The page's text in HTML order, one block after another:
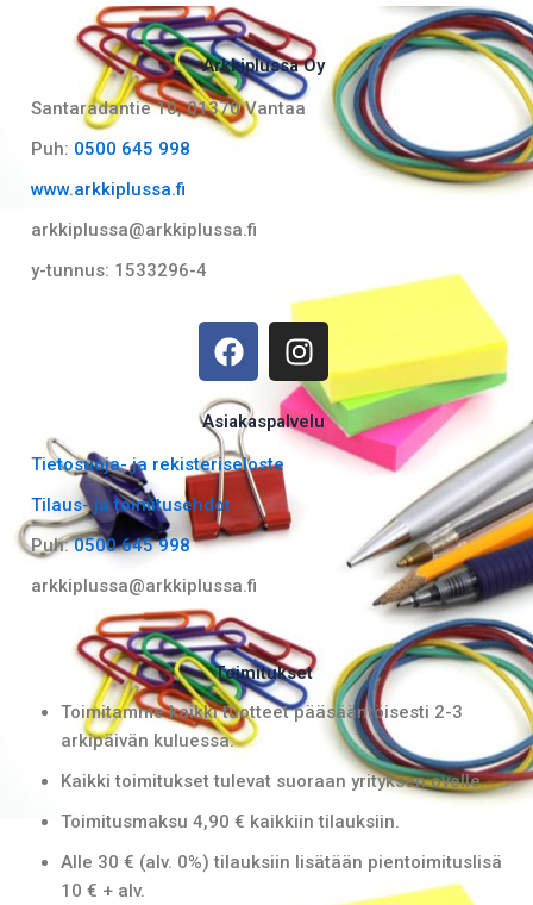
Arkkiplussa Oy
Santaradantie 10, 01370 Vantaa​
Puh: 0500 645 998
www.arkkiplussa.fi
arkkiplussa@arkkiplussa.fi
y-tunnus: 1533296-4
F
a
c
e
b
o
o
k
I
n
s
t
a
Asiakaspalvelu
Tietosuoja- ja rekisteriseloste
Tilaus- ja toimitusehdot
Puh:0500 645 998
arkkiplussa@arkkiplussa.fi
Toimitukset
Toimitamme kaikki tuotteet pääsääntöisesti 2-3
arkipäivän kuluessa.
Kaikki toimitukset tulevat suoraan yrityksen ovelle.
Toimitusmaksu 4,90 € kaikkiin tilauksiin.
Alle 30 € (alv. 0%) tilauksiin lisätään pientoimituslisä
10 € + alv.